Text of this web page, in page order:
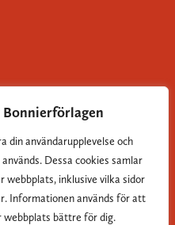
Bonnierförlagen
din användarupplevelse och
Dessa cookies samlar
webbplats, inklusive vilka sidor
Informationen används för att
webbplats bättre för dig.